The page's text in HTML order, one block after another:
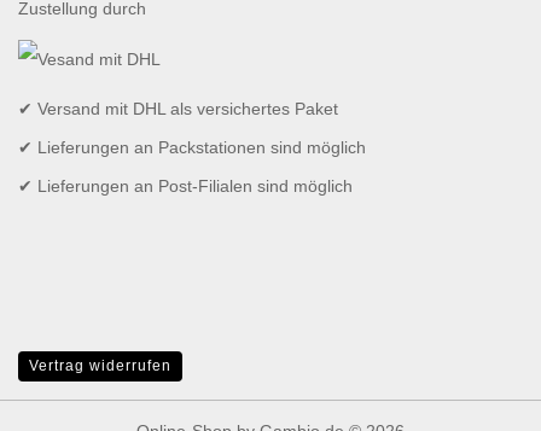
Zustellung durch
✔ Versand mit DHL als versichertes Paket
✔ Lieferungen an Packstationen sind möglich
✔ Lieferungen an Post-Filialen sind möglich
Vertrag widerrufen